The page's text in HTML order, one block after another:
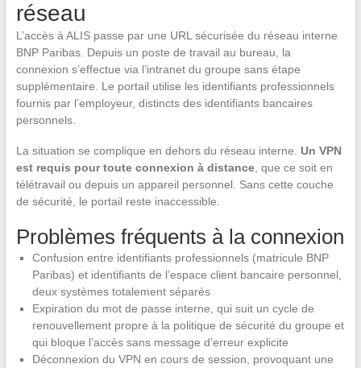
réseau
L’accès à ALIS passe par une URL sécurisée du réseau interne
BNP Paribas. Depuis un poste de travail au bureau, la
connexion s’effectue via l’intranet du groupe sans étape
supplémentaire. Le portail utilise les identifiants professionnels
fournis par l’employeur, distincts des identifiants bancaires
personnels.
La situation se complique en dehors du réseau interne. Un VPN
est requis pour toute connexion à distance, que ce soit en
télétravail ou depuis un appareil personnel. Sans cette couche
de sécurité, le portail reste inaccessible.
Problèmes fréquents à la connexion
Confusion entre identifiants professionnels (matricule BNP
Paribas) et identifiants de l’espace client bancaire personnel,
deux systèmes totalement séparés
Expiration du mot de passe interne, qui suit un cycle de
renouvellement propre à la politique de sécurité du groupe et
qui bloque l’accès sans message d’erreur explicite
Déconnexion du VPN en cours de session, provoquant une